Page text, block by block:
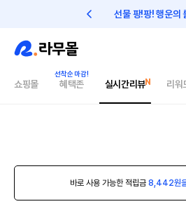
선물 팡!팡! 행운의
쇼핑몰 혜택존 실시간리뷰 리워
바로 사용 가능한 적립금 8,442원